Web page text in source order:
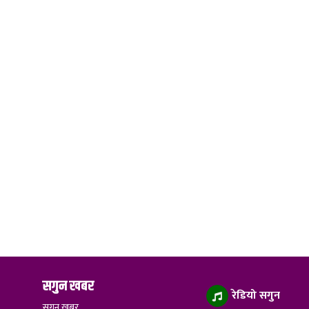
सगुन खबर रेडियो सगुन